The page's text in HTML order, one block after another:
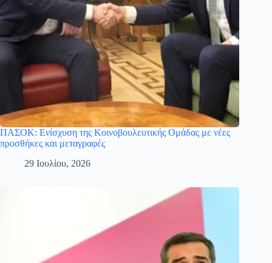
ΠΑΣΟΚ: Ενίσχυση της Κοινοβουλευτικής Ομάδας με νέες
προσθήκες και μεταγραφές
29 Ιουλίου, 2026